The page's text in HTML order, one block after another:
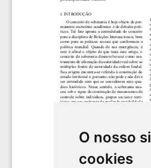
O nosso
cookies